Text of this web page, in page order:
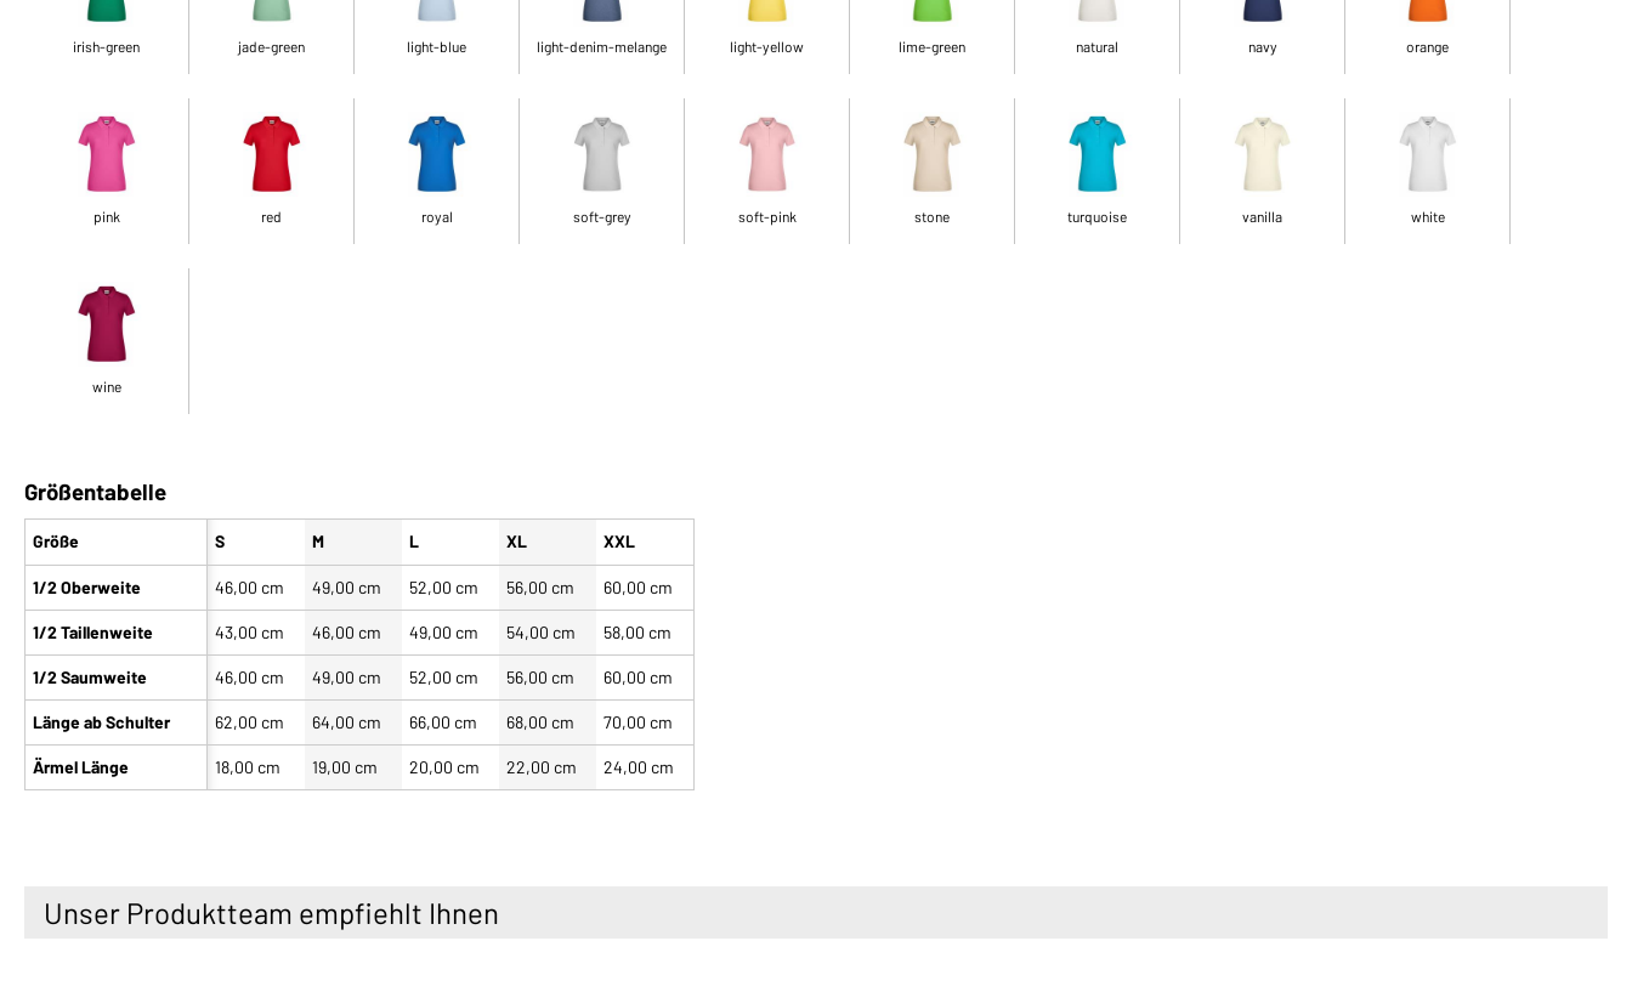
irish-green jade-green light-blue light-denim-melange light-yellow lime-green natural navy orange
pink red royal soft-grey soft-pink stone turquoise vanilla white
wine
Größentabelle
Größe
1/2 Oberweite
1/2 Taillenweite
1/2 Saumweite
Länge ab Schulter
Ärmel Länge
S M L XL XXL
46,00 cm 49,00 cm 52,00 cm 56,00 cm 60,00 cm
43,00 cm 46,00 cm 49,00 cm 54,00 cm 58,00 cm
46,00 cm 49,00 cm 52,00 cm 56,00 cm 60,00 cm
62,00 cm 64,00 cm 66,00 cm 68,00 cm 70,00 cm
18,00 cm 19,00 cm 20,00 cm 22,00 cm 24,00 cm
Unser Produktteam empfiehlt Ihnen